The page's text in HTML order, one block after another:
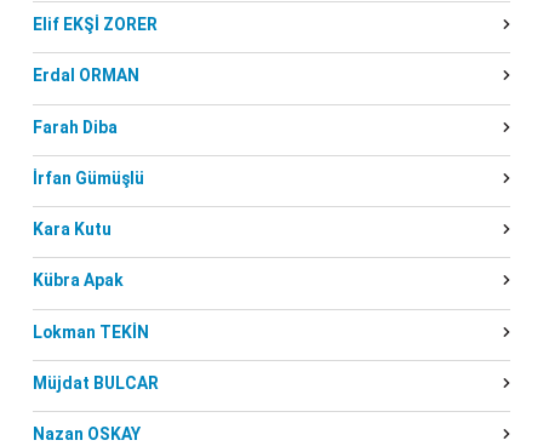
Elif EKŞİ ZORER
Erdal ORMAN
Farah Diba
İrfan Gümüşlü
Kara Kutu
Kübra Apak
Lokman TEKİN
Müjdat BULCAR
Nazan OSKAY